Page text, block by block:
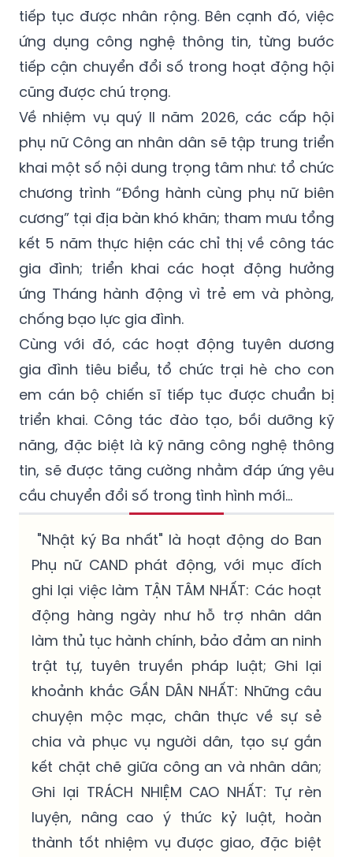
tiếp tục được nhân rộng. Bên cạnh đó, việc
ứng dụng công nghệ thông tin, từng bước
tiếp cận chuyển đổi số trong hoạt động hội
cũng được chú trọng.
Về nhiệm vụ quý II năm 2026, các cấp hội
phụ nữ Công an nhân dân sẽ tập trung triển
khai một số nội dung trọng tâm như: tổ chức
chương trình “Đồng hành cùng phụ nữ biên
cương” tại địa bàn khó khăn; tham mưu tổng
kết 5 năm thực hiện các chỉ thị về công tác
gia đình; triển khai các hoạt động hưởng
ứng Tháng hành động vì trẻ em và phòng,
chống bạo lực gia đình.
Cùng với đó, các hoạt động tuyên dương
gia đình tiêu biểu, tổ chức trại hè cho con
em cán bộ chiến sĩ tiếp tục được chuẩn bị
triển khai. Công tác đào tạo, bồi dưỡng kỹ
năng, đặc biệt là kỹ năng công nghệ thông
tin, sẽ được tăng cường nhằm đáp ứng yêu
cầu chuyển đổi số trong tình hình mới...
"Nhật ký Ba nhất" là hoạt động do Ban
Phụ nữ CAND phát động, với mục đích
ghi lại việc làm TẬN TÂM NHẤT: Các hoạt
động hàng ngày như hỗ trợ nhân dân
làm thủ tục hành chính, bảo đảm an ninh
trật tự, tuyên truyền pháp luật; Ghi lại
khoảnh khắc GẦN DÂN NHẤT: Những câu
chuyện mộc mạc, chân thực về sự sẻ
chia và phục vụ người dân, tạo sự gắn
kết chặt chẽ giữa công an và nhân dân;
Ghi lại TRÁCH NHIỆM CAO NHẤT: Tự rèn
luyện, nâng cao ý thức kỷ luật, hoàn
thành tốt nhiệm vụ được giao, đặc biệt